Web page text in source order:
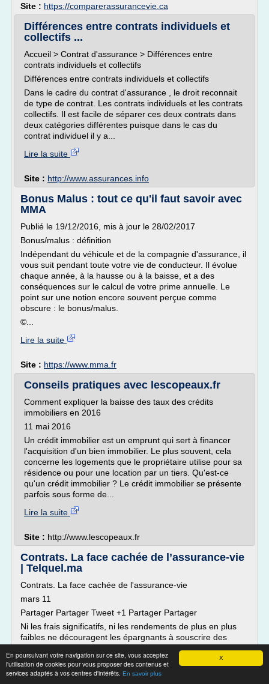
X
En poursuivant votre navigation sur ce site, vous acceptez
l'utilisation de cookies pour vous proposer des contenus et
services adaptés à vos centres d'intérêts. En savoir plus
Site : https://comparerassurancevie.ca
Différences entre contrats individuels et
collectifs ...
Accueil > Contrat d'assurance > Différences entre
contrats individuels et collectifs
Différences entre contrats individuels et collectifs
Dans le cadre du contrat d'assurance , le droit reconnait
de type de contrat. Les contrats individuels et les contrats
collectifs. Il est facile de séparer ces deux contrats dans
deux catégories différentes puisque dans le cas du
contrat individuel il y a...
Lire la suite
Site : http://www.assurances.info
Bonus Malus : tout ce qu'il faut savoir avec
MMA
Publié le 19/12/2016, mis à jour le 28/02/2017
Bonus/malus : définition
Indépendant du véhicule et de la compagnie d'assurance, il
vous suit pendant toute votre vie de conducteur. Il évolue
chaque année, à la hausse ou à la baisse, et a des
conséquences sur le calcul de votre prime annuelle. Le
point sur une notion encore souvent perçue comme
obscure : le bonus/malus.
©...
Lire la suite
Site : https://www.mma.fr
Conseils pratiques avec lescopeaux.fr
Comment expliquer la baisse des taux des crédits
immobiliers en 2016
11 mai 2016
Un crédit immobilier est un emprunt qui sert à financer
l'acquisition d'un bien immobilier. Le plus souvent, cela
concerne les logements que le propriétaire utilise pour sa
résidence ou pour une location par un tiers. Qu'est-ce
qu'un crédit immobilier ? Le crédit immobilier se présente
parfois sous forme de...
Lire la suite
Site : http://www.lescopeaux.fr
Contrats. La face cachée de l’assurance-vie
| Telquel.ma
Contrats. La face cachée de l'assurance-vie
mars 11
Partager Partager Tweet +1 Partager Partager
Ni les frais significatifs, ni les rendements de plus en plus
faibles ne découragent les épargnants à souscrire des
de famille préféré des Marocains.
L'assurance-vie ne se sera pas démarquée par ses